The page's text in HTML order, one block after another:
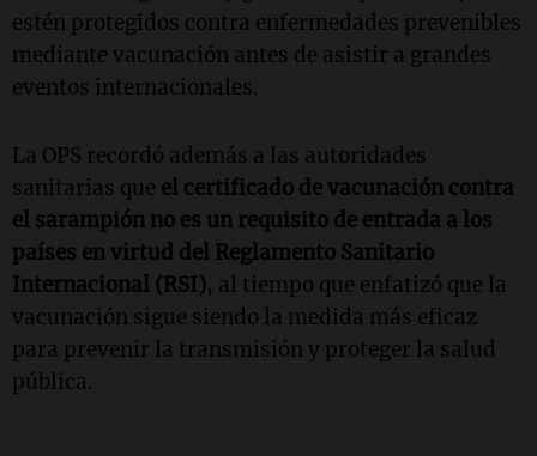
estén protegidos contra enfermedades prevenibles
mediante vacunación antes de asistir a grandes
eventos internacionales.
La OPS recordó además a las autoridades
sanitarias que el certificado de vacunación contra
el sarampión no es un requisito de entrada a los
países en virtud del Reglamento Sanitario
Internacional (RSI), al tiempo que enfatizó que la
vacunación sigue siendo la medida más eficaz
para prevenir la transmisión y proteger la salud
pública.